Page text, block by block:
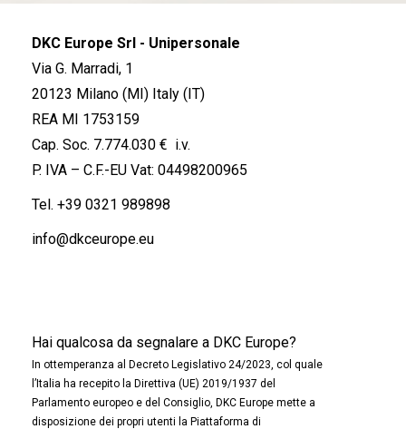
DKC Europe Srl - Unipersonale
Via G. Marradi, 1
20123 Milano (MI) Italy (IT)
REA MI 1753159
Cap. Soc. 7.774.030 € i.v.
P. IVA – C.F.-EU Vat: 04498200965
Tel. +39 0321 989898
info@dkceurope.eu
Hai qualcosa da segnalare a DKC Europe?
In ottemperanza al Decreto Legislativo 24/2023, col quale
l’Italia ha recepito la Direttiva (UE) 2019/1937 del
Parlamento europeo e del Consiglio, DKC Europe mette a
disposizione dei propri utenti la Piattaforma di